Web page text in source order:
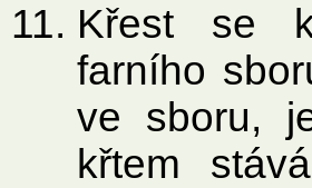
Křest se
farního
ve sboru,
křtem